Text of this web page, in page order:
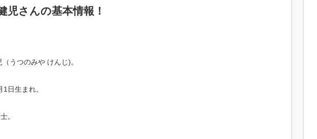
児さんの基本情報！
うつのみや けんじ)。
日生まれ。
。